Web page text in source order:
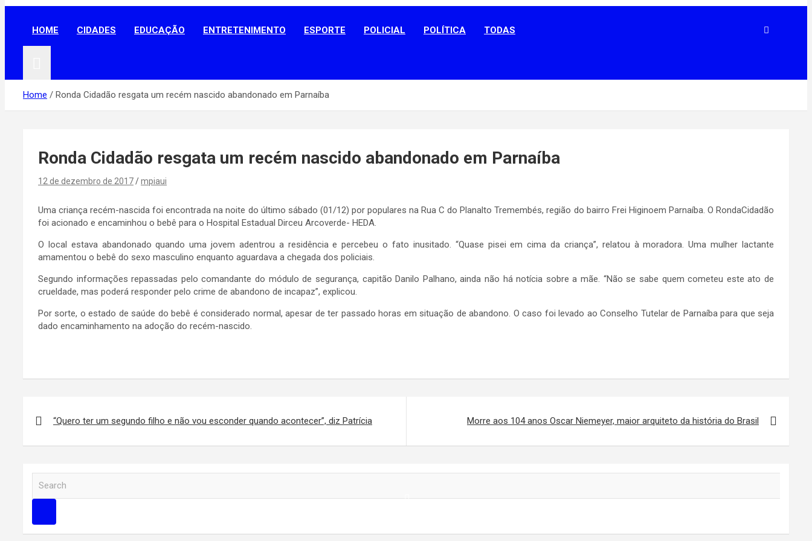
HOME CIDADES EDUCAÇÃO ENTRETENIMENTO ESPORTE POLICIAL POLÍTICA TODAS
Home Ronda Cidadão resgata um recém nascido abandonado em Parnaíba
Ronda Cidadão resgata um recém nascido abandonado em Parnaíba
12 de dezembro de 2017 mpiaui
Uma criança recém-nascida foi encontrada na noite do último sábado (01/12) por populares na Rua C do Planalto Tremembés, região do bairro Frei Higinoem Parnaíba. O RondaCidadão
foi acionado e encaminhou o bebê para o Hospital Estadual Dirceu Arcoverde- HEDA.
O local estava abandonado quando uma jovem adentrou a residência e percebeu o fato inusitado. “Quase pisei em cima da criança”, relatou à moradora. Uma mulher lactante
amamentou o bebê do sexo masculino enquanto aguardava a chegada dos policiais.
Segundo informações repassadas pelo comandante do módulo de segurança, capitão Danilo Palhano, ainda não há notícia sobre a mãe. “Não se sabe quem cometeu este ato de
crueldade, mas poderá responder pelo crime de abandono de incapaz”, explicou.
Por sorte, o estado de saúde do bebê é considerado normal, apesar de ter passado horas em situação de abandono. O caso foi levado ao Conselho Tutelar de Parnaíba para que seja
dado encaminhamento na adoção do recém-nascido.
de
“Quero ter um segundo filho e não vou esconder quando acontecer”, diz Patrícia Morre aos 104 anos Oscar Niemeyer, maior arquiteto da história do Brasil
a